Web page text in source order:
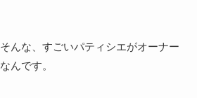
んな、すごいパティシエがオーナー
んです。